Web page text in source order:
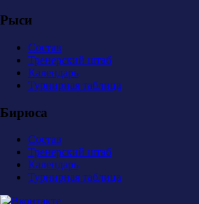
Рыси
Состав
Тренерский штаб
Календарь
Турнирная таблица
Бирюса
Состав
Тренерский штаб
Календарь
Турнирная таблица